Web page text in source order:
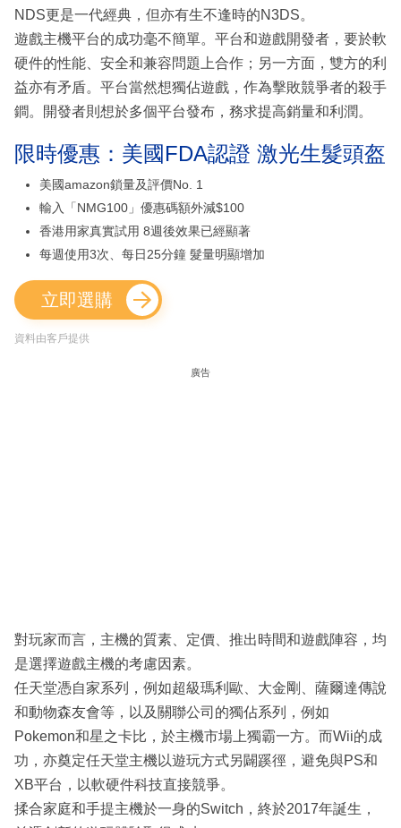
NDS更是一代經典，但亦有生不逢時的N3DS。
遊戲主機平台的成功毫不簡單。平台和遊戲開發者，要於軟
硬件的性能、安全和兼容問題上合作；另一方面，雙方的利
益亦有矛盾。平台當然想獨佔遊戲，作為擊敗競爭者的殺手
鐧。開發者則想於多個平台發布，務求提高銷量和利潤。
限時優惠：美國FDA認證 激光生髮頭盔
美國amazon鎖量及評價No. 1
輸入「NMG100」優惠碼額外減$100
香港用家真實試用 8週後效果已經顯著
每週使用3次、每日25分鐘 髮量明顯增加
立即選購
資料由客戶提供
廣告
對玩家而言，主機的質素、定價、推出時間和遊戲陣容，均
是選擇遊戲主機的考慮因素。
任天堂憑自家系列，例如超級瑪利歐、大金剛、薩爾達傳說
和動物森友會等，以及關聯公司的獨佔系列，例如
Pokemon和星之卡比，於主機市場上獨霸一方。而Wii的成
功，亦奠定任天堂主機以遊玩方式另闢蹊徑，避免與PS和
XB平台，以軟硬件科技直接競爭。
揉合家庭和手提主機於一身的Switch，終於2017年誕生，